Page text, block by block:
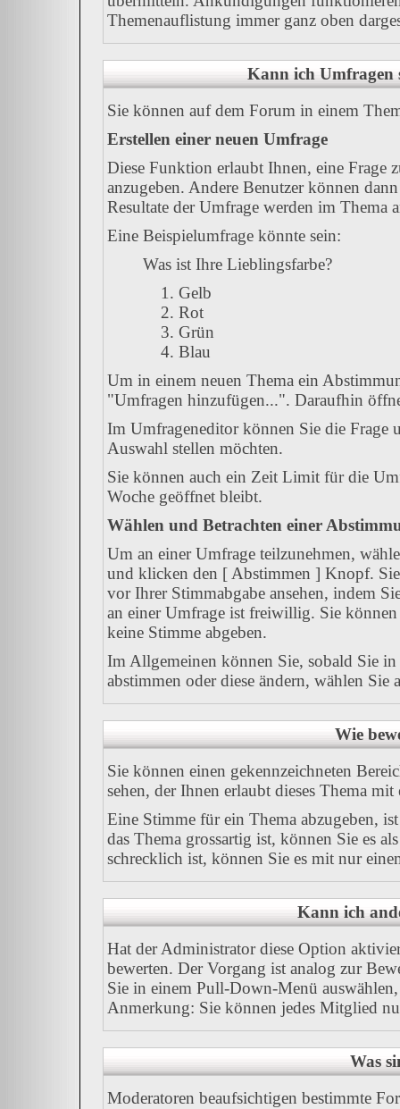
Themenauflistung immer ganz oben
Kann ich Umfragen
Sie können auf dem Forum in einem
Erstellen einer neuen Umfrage
Diese Funktion erlaubt Ihnen, eine Frage
anzugeben. Andere Benutzer können
Resultate der Umfrage werden im Thema
Eine Beispielumfrage könnte sein:
Was ist Ihre Lieblingsfarbe?
Gelb
Rot
Grün
Blau
Um in einem neuen Thema ein
"Umfragen hinzufügen...". Daraufhin
Im Umfrageneditor können Sie die Frage
Auswahl stellen möchten.
Sie können auch ein Zeit Limit für die
Woche geöffnet bleibt.
Wählen und Betrachten einer
Um an einer Umfrage teilzunehmen,
und klicken den [ Abstimmen ] Knopf.
vor Ihrer Stimmabgabe ansehen, indem
an einer Umfrage ist freiwillig. Sie
keine Stimme abgeben.
Im Allgemeinen können Sie, sobald Sie
abstimmen oder diese ändern, wählen Sie
Wie
Sie können einen gekennzeichneten
sehen, der Ihnen erlaubt dieses Thema
Eine Stimme für ein Thema abzugeben,
das Thema grossartig ist, können Sie es
schrecklich ist, können Sie es mit nur
Kann ich
Hat der Administrator diese Option
bewerten. Der Vorgang ist analog zur
Sie in einem Pull-Down-Menü
Anmerkung: Sie können jedes Mitglied
Was
Moderatoren beaufsichtigen bestimmte